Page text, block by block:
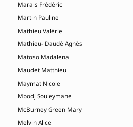
Marais Frédéric
Martin Pauline
Mathieu Valérie
Mathieu- Daudé Agnès
Matoso Madalena
Maudet Matthieu
Maymat Nicole
Mbodj Souleymane
McBurney Green Mary
Melvin Alice